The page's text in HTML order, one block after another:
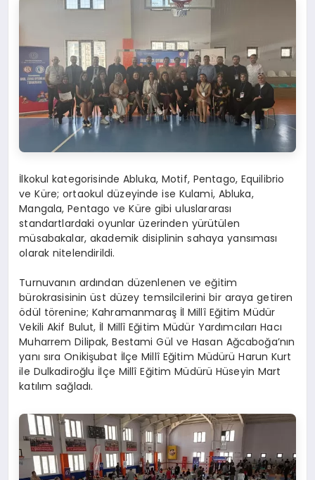
İlkokul kategorisinde Abluka, Motif, Pentago, Equilibrio
ve Küre; ortaokul düzeyinde ise Kulami, Abluka,
Mangala, Pentago ve Küre gibi uluslararası
standartlardaki oyunlar üzerinden yürütülen
müsabakalar, akademik disiplinin sahaya yansıması
olarak nitelendirildi.
Turnuvanın ardından düzenlenen ve eğitim
bürokrasisinin üst düzey temsilcilerini bir araya getiren
ödül törenine; Kahramanmaraş İl Millî Eğitim Müdür
Vekili Akif Bulut, İl Millî Eğitim Müdür Yardımcıları Hacı
Muharrem Dilipak, Bestami Gül ve Hasan Ağcaboğa’nın
yanı sıra Onikişubat İlçe Millî Eğitim Müdürü Harun Kurt
ile Dulkadiroğlu İlçe Millî Eğitim Müdürü Hüseyin Mart
katılım sağladı.